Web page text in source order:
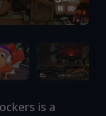
is a